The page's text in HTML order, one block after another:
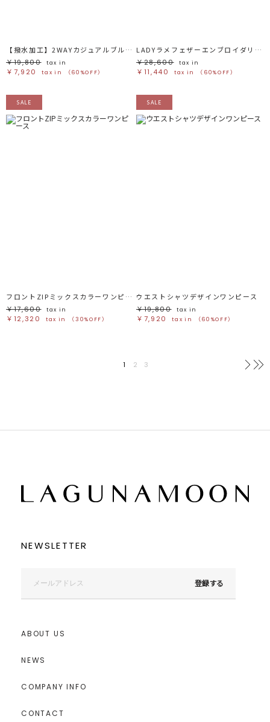
【撥水加工】2WAYカジュアルブルゾン
￥19,800
tax in
￥7,920 tax in （60%OFF）
LADYラメフェザーエンブロイダリードレス
￥28,600
tax in
￥11,440 tax in （60%OFF）
SALE
フロントZIPミックスカラーワンピース
￥17,600
tax in
￥12,320 tax in （30%OFF）
SALE
ウエストシャツデザインワンピース
￥19,800
tax in
￥7,920 tax in （60%OFF）
1 2 3 次へ
NEWSLETTER
登録する
ABOUT US
NEWS
COMPANY INFO
CONTACT